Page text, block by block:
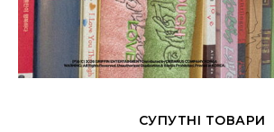
СУПУТНІ ТОВАРИ